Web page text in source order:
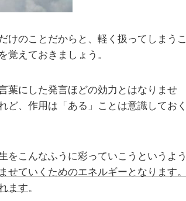
けのことだからと、軽く扱ってしまうこ
覚えておきましょう。
葉にした発言ほどの効力とはなりませ
ど、作用は「ある」ことは意識しておく
をこんなふうに彩っていこうというよう
ていくためのエネルギーとなります。
ます。